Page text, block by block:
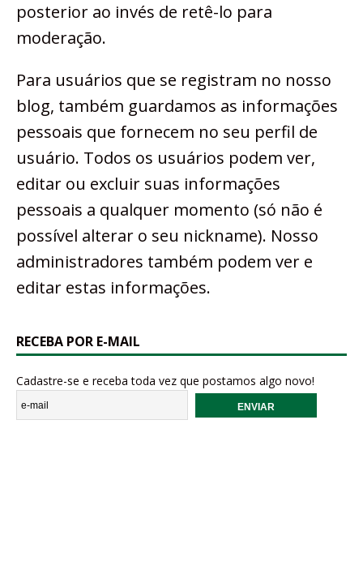
posterior ao invés de retê-lo para
moderação.
Para usuários que se registram no nosso
blog, também guardamos as informações
pessoais que fornecem no seu perfil de
usuário. Todos os usuários podem ver,
editar ou excluir suas informações
pessoais a qualquer momento (só não é
possível alterar o seu nickname). Nosso
administradores também podem ver e
editar estas informações.
RECEBA POR E-MAIL
Cadastre-se e receba toda vez que postamos algo novo!